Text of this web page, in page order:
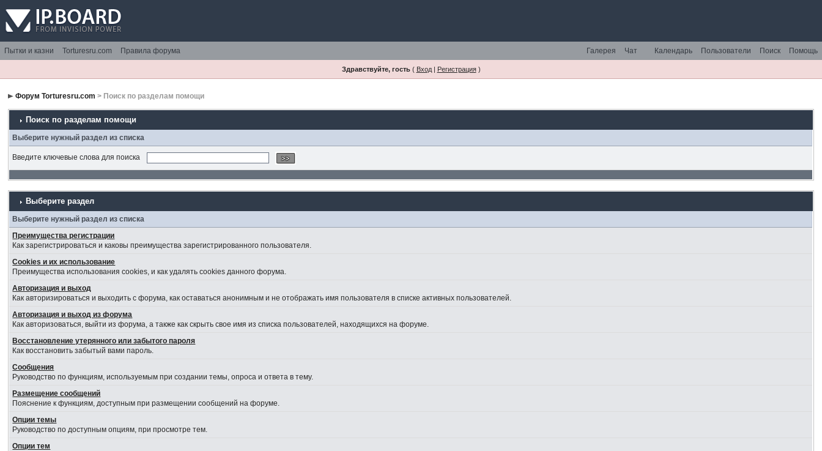
Пытки и казни Torturesru.com Правила форума Помощь
Поиск
Пользователи
Календарь
Чат
Галерея
Здравствуйте, гость( Вход| Регистрация)
Форум Torturesru.com > Поиск по разделам помощи
Поиск по разделам помощи
Выберите нужный раздел из списка
Введите ключевые слова для поиска
Выберите раздел
Выберите нужный раздел из списка
Преимущества регистрации
Как зарегистрироваться и каковы преимущества зарегистрированного пользователя.
Cookies и их использование
Преимущества использования cookies, и как удалять cookies данного форума.
Авторизация и выход
Как авторизироваться и выходить с форума, как оставаться анонимным и не отображать имя пользователя в списке активных пользователей.
Авторизация и выход из форума
Как авторизоваться, выйти из форума, а также как скрыть свое имя из списка пользователей, находящихся на форуме.
Восстановление утерянного или забытого пароля
Как восстановить забытый вами пароль.
Сообщения
Руководство по функциям, используемым при создании темы, опроса и ответа в тему.
Размещение сообщений
Пояснение к функциям, доступным при размещении сообщений на форуме.
Опции темы
Руководство по доступным опциям, при просмотре тем.
Опции тем